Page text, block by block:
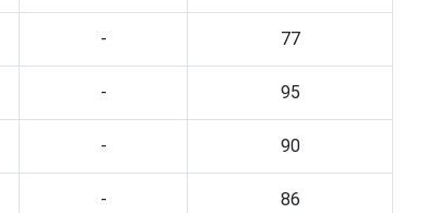
- 77
- 95
- 90
- 86